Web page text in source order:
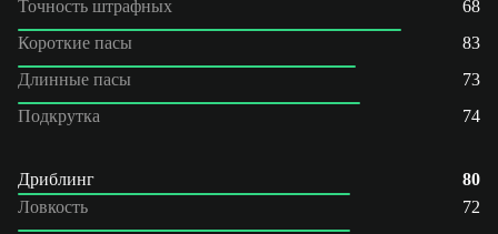
Точность штрафных
68
Короткие пасы
83
Длинные пасы
73
Подкрутка
74
Дриблинг
80
Ловкость
72